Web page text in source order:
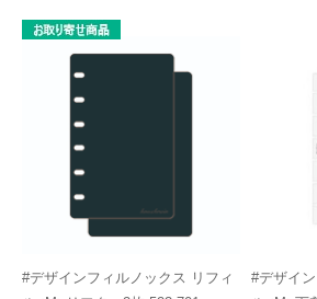
#デザインフィルノックス リフィ
#デザイ